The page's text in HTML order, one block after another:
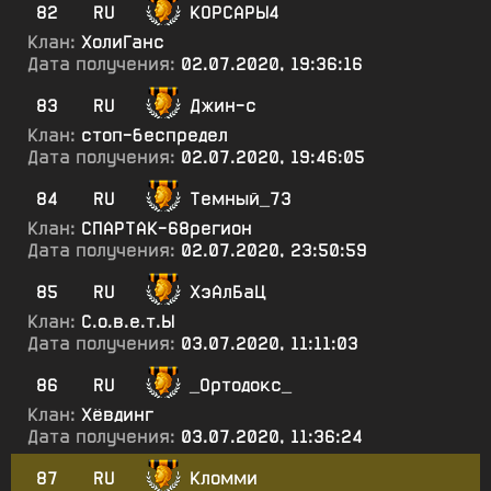
82
RU
КОРСАРЫ4
Клан: ХолиГанс
Дата получения: 02.07.2020, 19:36:16
83
RU
Джин-с
Клан: стоп-беспредел
Дата получения: 02.07.2020, 19:46:05
84
RU
Темный_73
Клан: СПАРТАК-68регион
Дата получения: 02.07.2020, 23:50:59
85
RU
ХэАлБаЦ
Клан: С.о.в.е.т.Ы
Дата получения: 03.07.2020, 11:11:03
86
RU
_Ортодокс_
Клан: Хёвдинг
Дата получения: 03.07.2020, 11:36:24
87
RU
Кломми